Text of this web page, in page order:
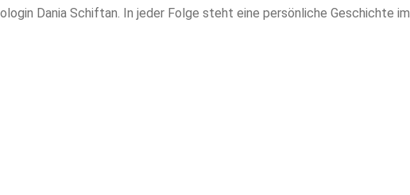
Dania Schiftan. In jeder Folge steht eine persönliche Geschichte